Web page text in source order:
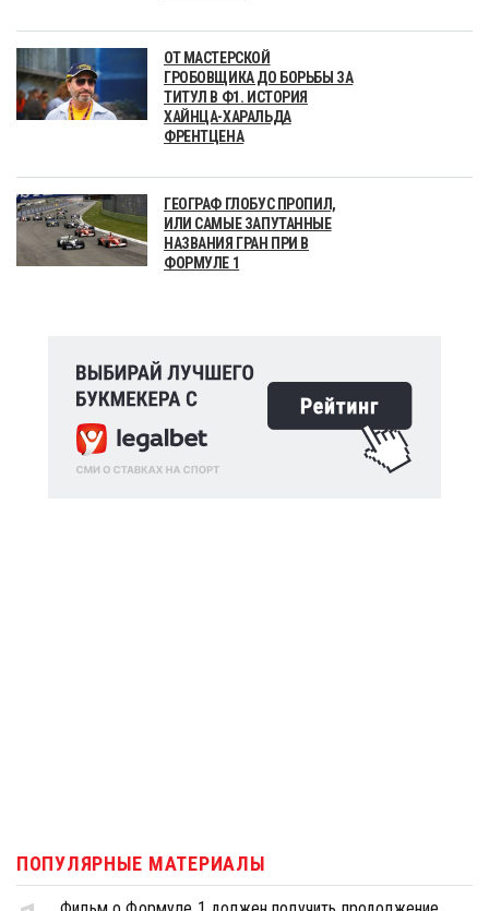
ОТ МАСТЕРСКОЙ
ГРОБОВЩИКА ДО БОРЬБЫ ЗА
ТИТУЛ В Ф1. ИСТОРИЯ
ХАЙНЦА-ХАРАЛЬДА
ФРЕНТЦЕНА
ГЕОГРАФ ГЛОБУС ПРОПИЛ,
ИЛИ САМЫЕ ЗАПУТАННЫЕ
НАЗВАНИЯ ГРАН ПРИ В
ФОРМУЛЕ 1
ПОПУЛЯРНЫЕ МАТЕРИАЛЫ